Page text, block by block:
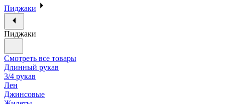
Пиджаки
Пиджаки
Смотреть все товары
Длинный рукав
3/4 рукав
Лен
Джинсовые